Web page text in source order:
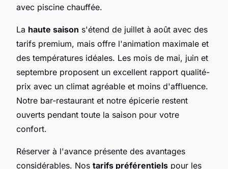
avec piscine chauffée.
La haute saison s'étend de juillet à août avec des
tarifs premium, mais offre l'animation maximale et
des températures idéales. Les mois de mai, juin et
septembre proposent un excellent rapport qualité-
prix avec un climat agréable et moins d'affluence.
Notre bar-restaurant et notre épicerie restent
ouverts pendant toute la saison pour votre
confort.
Réserver à l'avance présente des avantages
considérables. Nos tarifs préférentiels pour les